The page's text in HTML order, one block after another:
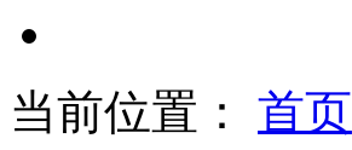
当前位置： 首页